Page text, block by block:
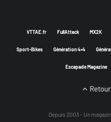
VTTAE.fr FullAttack MX2K
Sport-Bikes Génération 4×4
Escapade Magazine
Depuis 2003 - Un